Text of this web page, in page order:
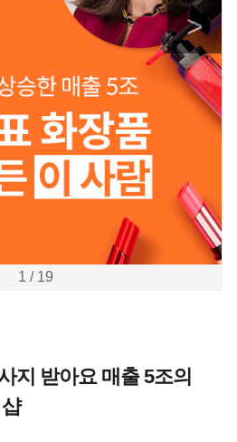
>
1 / 19
지 받아요 매출 5조의